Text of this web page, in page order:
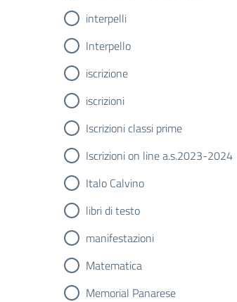
interpelli
Interpello
iscrizione
iscrizioni
Iscrizioni classi prime
Iscrizioni on line a.s.2023-2024
Italo Calvino
libri di testo
manifestazioni
Matematica
Memorial Panarese